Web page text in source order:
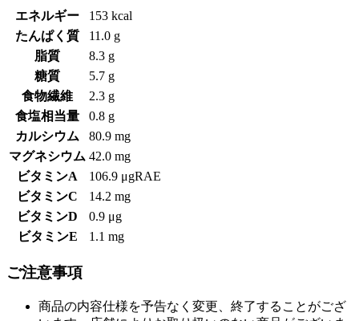
エネルギー
153 kcal
たんぱく質
11.0 g
脂質
8.3 g
糖質
5.7 g
食物繊維
2.3 g
食塩相当量
0.8 g
カルシウム
80.9 mg
マグネシウム 42.0 mg
ビタミンA
106.9 μgRAE
ビタミンC
14.2 mg
ビタミンD
0.9 μg
ビタミンE
1.1 mg
ご注意事項
商品の内容仕様を予告なく変更、終了することがござ